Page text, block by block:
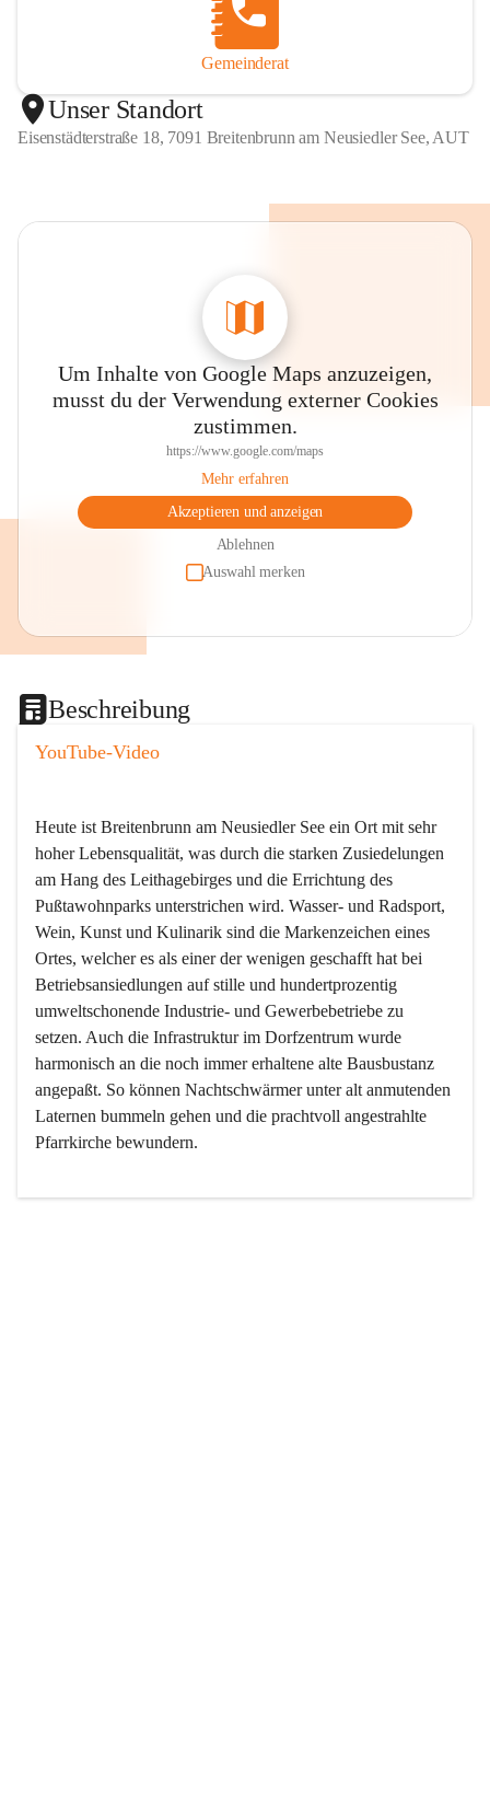
Gemeinderat
Unser Standort
Eisenstädterstraße 18, 7091 Breitenbrunn am Neusiedler See, AUT
Um Inhalte von Google Maps anzuzeigen,
musst du der Verwendung externer Cookies
zustimmen.
https://www.google.com/maps
Mehr erfahren
Akzeptieren und anzeigen
Ablehnen
Auswahl merken
Beschreibung
YouTube-Video
Heute ist Breitenbrunn am Neusiedler See ein Ort mit sehr
hoher Lebensqualität, was durch die starken Zusiedelungen
am Hang des Leithagebirges und die Errichtung des
Pußtawohnparks unterstrichen wird. Wasser- und Radsport,
Wein, Kunst und Kulinarik sind die Markenzeichen eines
Ortes, welcher es als einer der wenigen geschafft hat bei
Betriebsansiedlungen auf stille und hundertprozentig
umweltschonende Industrie- und Gewerbebetriebe zu
setzen. Auch die Infrastruktur im Dorfzentrum wurde
harmonisch an die noch immer erhaltene alte Bausbustanz
angepaßt. So können Nachtschwärmer unter alt anmutenden
Laternen bummeln gehen und die prachtvoll angestrahlte
Pfarrkirche bewundern.
Der Weinbau dominert heute nicht mehr, ist aber integrativer